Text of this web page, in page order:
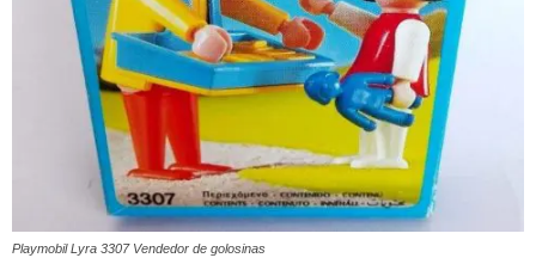
Playmobil Lyra 3307 Vendedor de golosinas